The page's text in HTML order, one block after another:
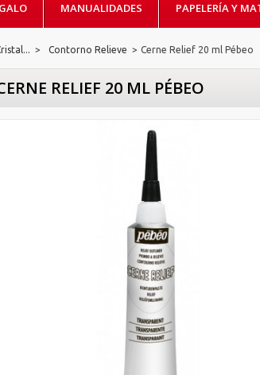
MANUALIDADES PAPELERÍA Y
> Contorno Relieve > Cerne Relief 20 ml Pébeo
RELIEF 20 ML PÉBEO